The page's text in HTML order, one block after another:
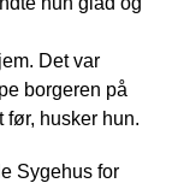
Det var
borgeren på
husker hun.
Sygehus for